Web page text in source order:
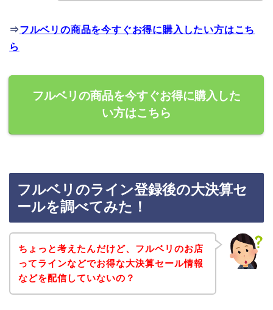
⇒フルベリの商品を今すぐお得に購入したい方はこち
ら
フルベリの商品を今すぐお得に購入した
い方はこちら
フルベリのライン登録後の大決算セ
ールを調べてみた！
ちょっと考えたんだけど、フルベリのお店
ってラインなどでお得な大決算セール情報
などを配信していないの？